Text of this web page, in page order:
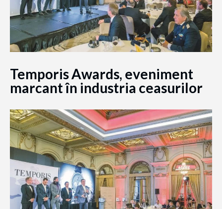
Temporis Awards, eveniment
marcant în industria ceasurilor